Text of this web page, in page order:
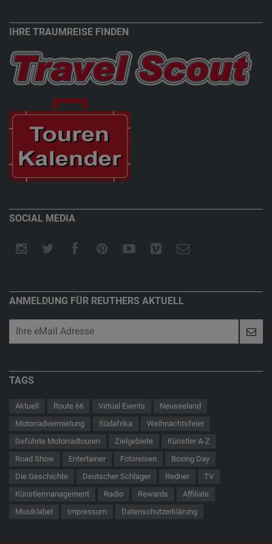
IHRE TRAUMREISE FINDEN
SOCIAL MEDIA
ANMELDUNG FÜR REUTHERS AKTUELL
TAGS
Aktuell Route 66 Virtual Events
Neuseeland
Motorradvermietung
Südafrika
Weihnachtsfeier
Geführte Motorradtouren
Zielgebiete
Künstler A-Z
Road Show
Entertainer Fotoreisen
Boxing Day
Die Geschichte
Deutscher Schlager Redner
TV
Künstlermanagement
Radio Rewards
Affiliate
Musiklabel
Impressum Datenschutzerklärung